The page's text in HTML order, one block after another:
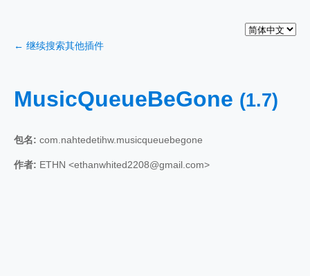
← 继续搜索其他插件
MusicQueueBeGone (1.7)
包名: com.nahtedetihw.musicqueuebegone
作者: ETHN <ethanwhited2208@gmail.com>